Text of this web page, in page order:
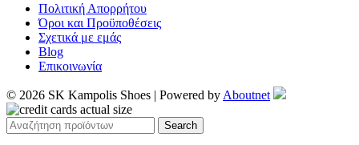
Πολιτική Απορρήτου
Όροι και Προϋποθέσεις
Σχετικά με εμάς
Blog
Επικοινωνία
© 2026 SK Kampolis Shoes | Powered by Aboutnet
Search